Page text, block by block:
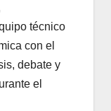
técnico
con el
debate y
el